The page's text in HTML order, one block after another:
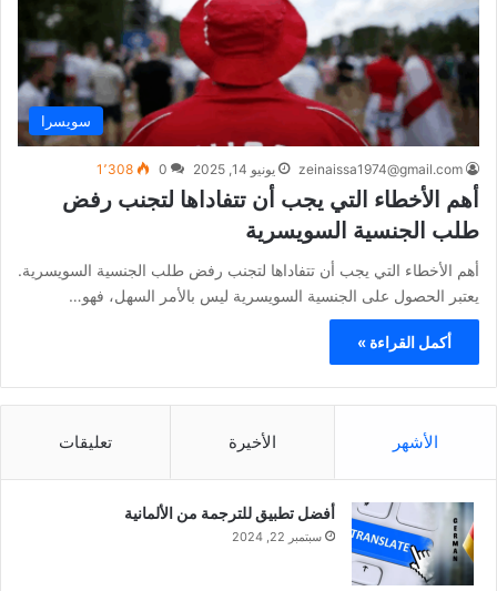
سويسرا
zeinaissa1974@gmail.com يونيو 14, 2025 0 1٬308
أهم الأخطاء التي يجب أن تتفاداها لتجنب رفض
طلب الجنسية السويسرية
أهم الأخطاء التي يجب أن تتفاداها لتجنب رفض طلب الجنسية السويسرية.
يعتبر الحصول على الجنسية السويسرية ليس بالأمر السهل، فهو…
أكمل القراءة »
الأشهر الأخيرة تعليقات
أفضل تطبيق للترجمة من الألمانية
سبتمبر 22, 2024